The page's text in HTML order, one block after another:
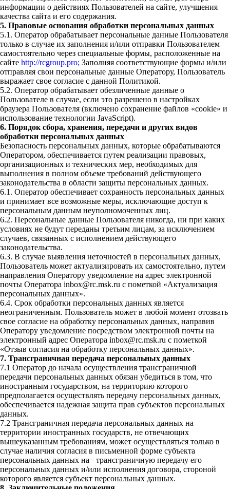
информации о действиях Пользователей на сайте, улучшения
качества сайта и его содержания.
5. Правовые основания обработки персональных данных
5.1. Оператор обрабатывает персональные данные Пользователя
только в случае их заполнения и/или отправки Пользователем
самостоятельно через специальные формы, расположенные на
сайте http://rcgroup.pro; Заполняя соответствующие формы и/или
отправляя свои персональные данные Оператору, Пользователь
выражает свое согласие с данной Политикой.
5.2. Оператор обрабатывает обезличенные данные о
Пользователе в случае, если это разрешено в настройках
браузера Пользователя (включено сохранение файлов «cookie» и
использование технологии JavaScript).
6. Порядок сбора, хранения, передачи и других видов
обработки персональных данных
Безопасность персональных данных, которые обрабатываются
Оператором, обеспечивается путем реализации правовых,
организационных и технических мер, необходимых для
выполнения в полном объеме требований действующего
законодательства в области защиты персональных данных.
6.1. Оператор обеспечивает сохранность персональных данных
и принимает все возможные меры, исключающие доступ к
персональным данным неуполномоченных лиц.
6.2. Персональные данные Пользователя никогда, ни при каких
условиях не будут переданы третьим лицам, за исключением
случаев, связанных с исполнением действующего
законодательства.
6.3. В случае выявления неточностей в персональных данных,
Пользователь может актуализировать их самостоятельно, путем
направления Оператору уведомление на адрес электронной
почты Оператора inbox@rc.msk.ru с пометкой «Актуализация
персональных данных».
6.4. Срок обработки персональных данных является
неограниченным. Пользователь может в любой момент отозвать
свое согласие на обработку персональных данных, направив
Оператору уведомление посредством электронной почты на
электронный адрес Оператора inbox@rc.msk.ru с пометкой
«Отзыв согласия на обработку персональных данных».
7. Трансграничная передача персональных данных
7.1 Оператор до начала осуществления трансграничной
передачи персональных данных обязан убедиться в том, что
иностранным государством, на территорию которого
предполагается осуществлять передачу персональных данных,
обеспечивается надежная защита прав субъектов персональных
данных.
7.2 Трансграничная передача персональных данных на
территории иностранных государств, не отвечающих
вышеуказанным требованиям, может осуществляться только в
случае наличия согласия в письменной форме субъекта
персональных данных на− трансграничную передачу его
персональных данных и/или исполнения договора, стороной
которого является субъект персональных данных.